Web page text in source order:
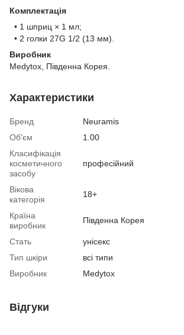
Комплектація
• 1 шприц × 1 мл;
• 2 голки 27G 1/2 (13 мм).
Виробник
Medytox, Південна Корея.
Характеристики
Бренд
Neuramis
Об'єм
1.00
Класифікація
косметичного
засобу
професійний
Вікова
категорія
18+
Країна
виробник
Південна Корея
Стать
унісекс
Тип шкіри
всі типи
Виробник
Medytox
Відгуки